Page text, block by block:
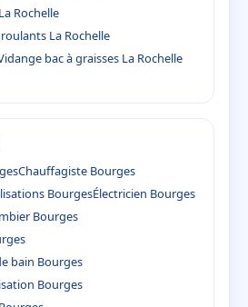
Rochelle
La Rochelle
bac à graisses La Rochelle
Chauffagiste Bourges
BourgesÉlectricien Bourges
Bourges
bain Bourges
Bourges